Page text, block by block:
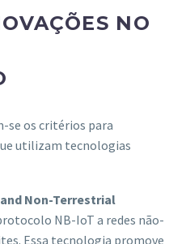
NO
se os critérios para
utilizam tecnologias
Non-Terrestrial
NB-IoT a redes não-
Essa tecnologia promove